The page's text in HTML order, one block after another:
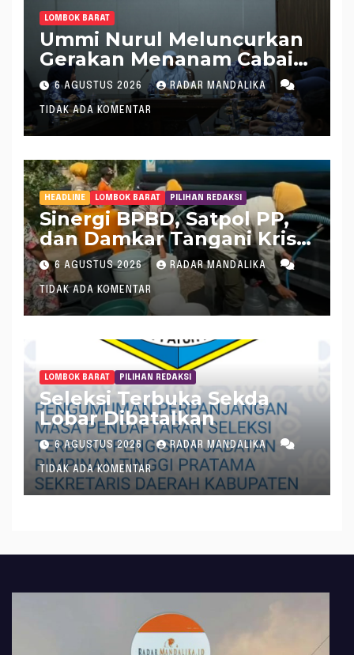
LOMBOK BARAT
Ummi Nurul Meluncurkan
Gerakan Menanam Cabai
Tangani Inflasi
6 AGUSTUS 2026 RADAR MANDALIKA
TIDAK ADA KOMENTAR
HEADLINE LOMBOK BARAT PILIHAN REDAKSI
Sinergi BPBD, Satpol PP,
dan Damkar Tangani Krisis
Air Bersih di Lobar
6 AGUSTUS 2026 RADAR MANDALIKA
TIDAK ADA KOMENTAR
LOMBOK BARAT PILIHAN REDAKSI
Seleksi Terbuka Sekda
Lobar Dibatalkan
6 AGUSTUS 2026 RADAR MANDALIKA
TIDAK ADA KOMENTAR